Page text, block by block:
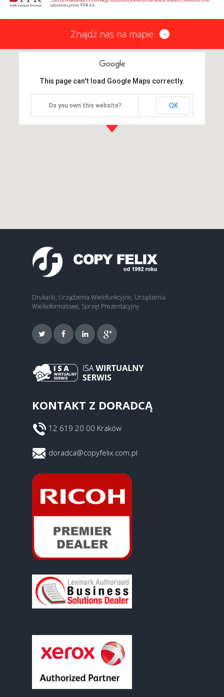
Znajdź nas na mapie
This page can't load Google Maps correctly.
Do you own this website? OK
Drukarki, Urządzenia Wielofunkcyjne, Urządzenia
Wielkoformatowe, Sprzęt Prezentacyjny
KONTAKT Z DORADCĄ
12 619 20 00 Kraków
doradca@copyfelix.com.pl